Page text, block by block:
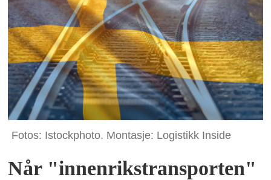
Fotos: Istockphoto. Montasje: Logistikk Inside
Når "innenrikstransporten"